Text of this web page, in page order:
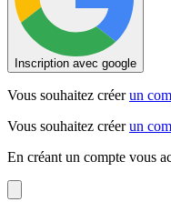
Inscription avec google
Vous souhaitez créer un
Vous souhaitez créer un
En créant un compte vous